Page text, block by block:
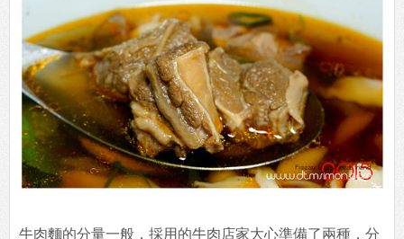
牛肉麵的分量一般，採用的牛肉店家大心準備了兩種，分